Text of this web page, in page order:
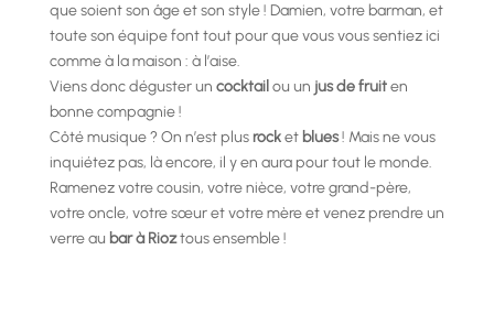
que soient son âge et son style ! Damien, votre barman, et
toute son équipe font tout pour que vous vous sentiez ici
comme à la maison : à l’aise.
Viens donc déguster un cocktail ou un jus de fruiten
bonne compagnie !
Côté musique ? On n’est plusrocket blues! Mais ne vous
inquiétez pas, là encore, il y en aura pour tout le monde.
Ramenez votre cousin, votre nièce, votre grand-père,
votre oncle, votre sœur et votre mère et venez prendre un
verre au bar à Rioztous ensemble !